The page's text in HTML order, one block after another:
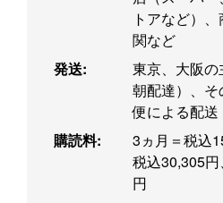
トアなど）
関など
発送:
東京、大阪
朝配達）、
便による配送
購読料:
3ヵ月＝税込
税込30,305
円